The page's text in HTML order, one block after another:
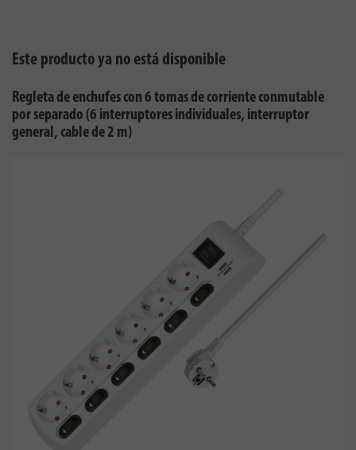
Este producto ya no está disponible
Regleta de enchufes con 6 tomas de corriente conmutable
por separado (6 interruptores individuales, interruptor
general, cable de 2 m)